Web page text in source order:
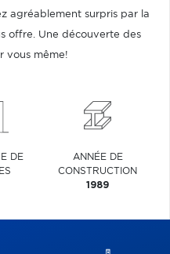
agréablement surpris par la
offre. Une découverte des
vous même!
DE
ANNÉE DE
CONSTRUCTION
1989